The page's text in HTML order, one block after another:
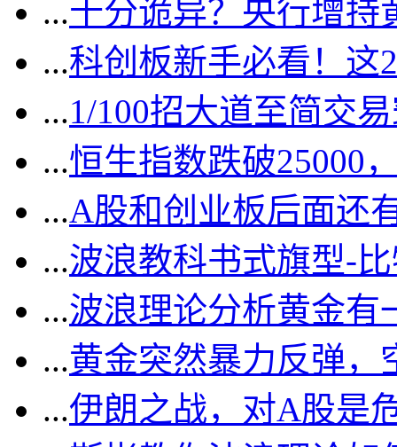
...十分诡异？央行增持
...科创板新手必看！这
...1/100招大道至简交
...恒生指数跌破25000
...A股和创业板后面还
...波浪教科书式旗型-
...波浪理论分析黄金有
...黄金突然暴力反弹，
...伊朗之战，对A股是